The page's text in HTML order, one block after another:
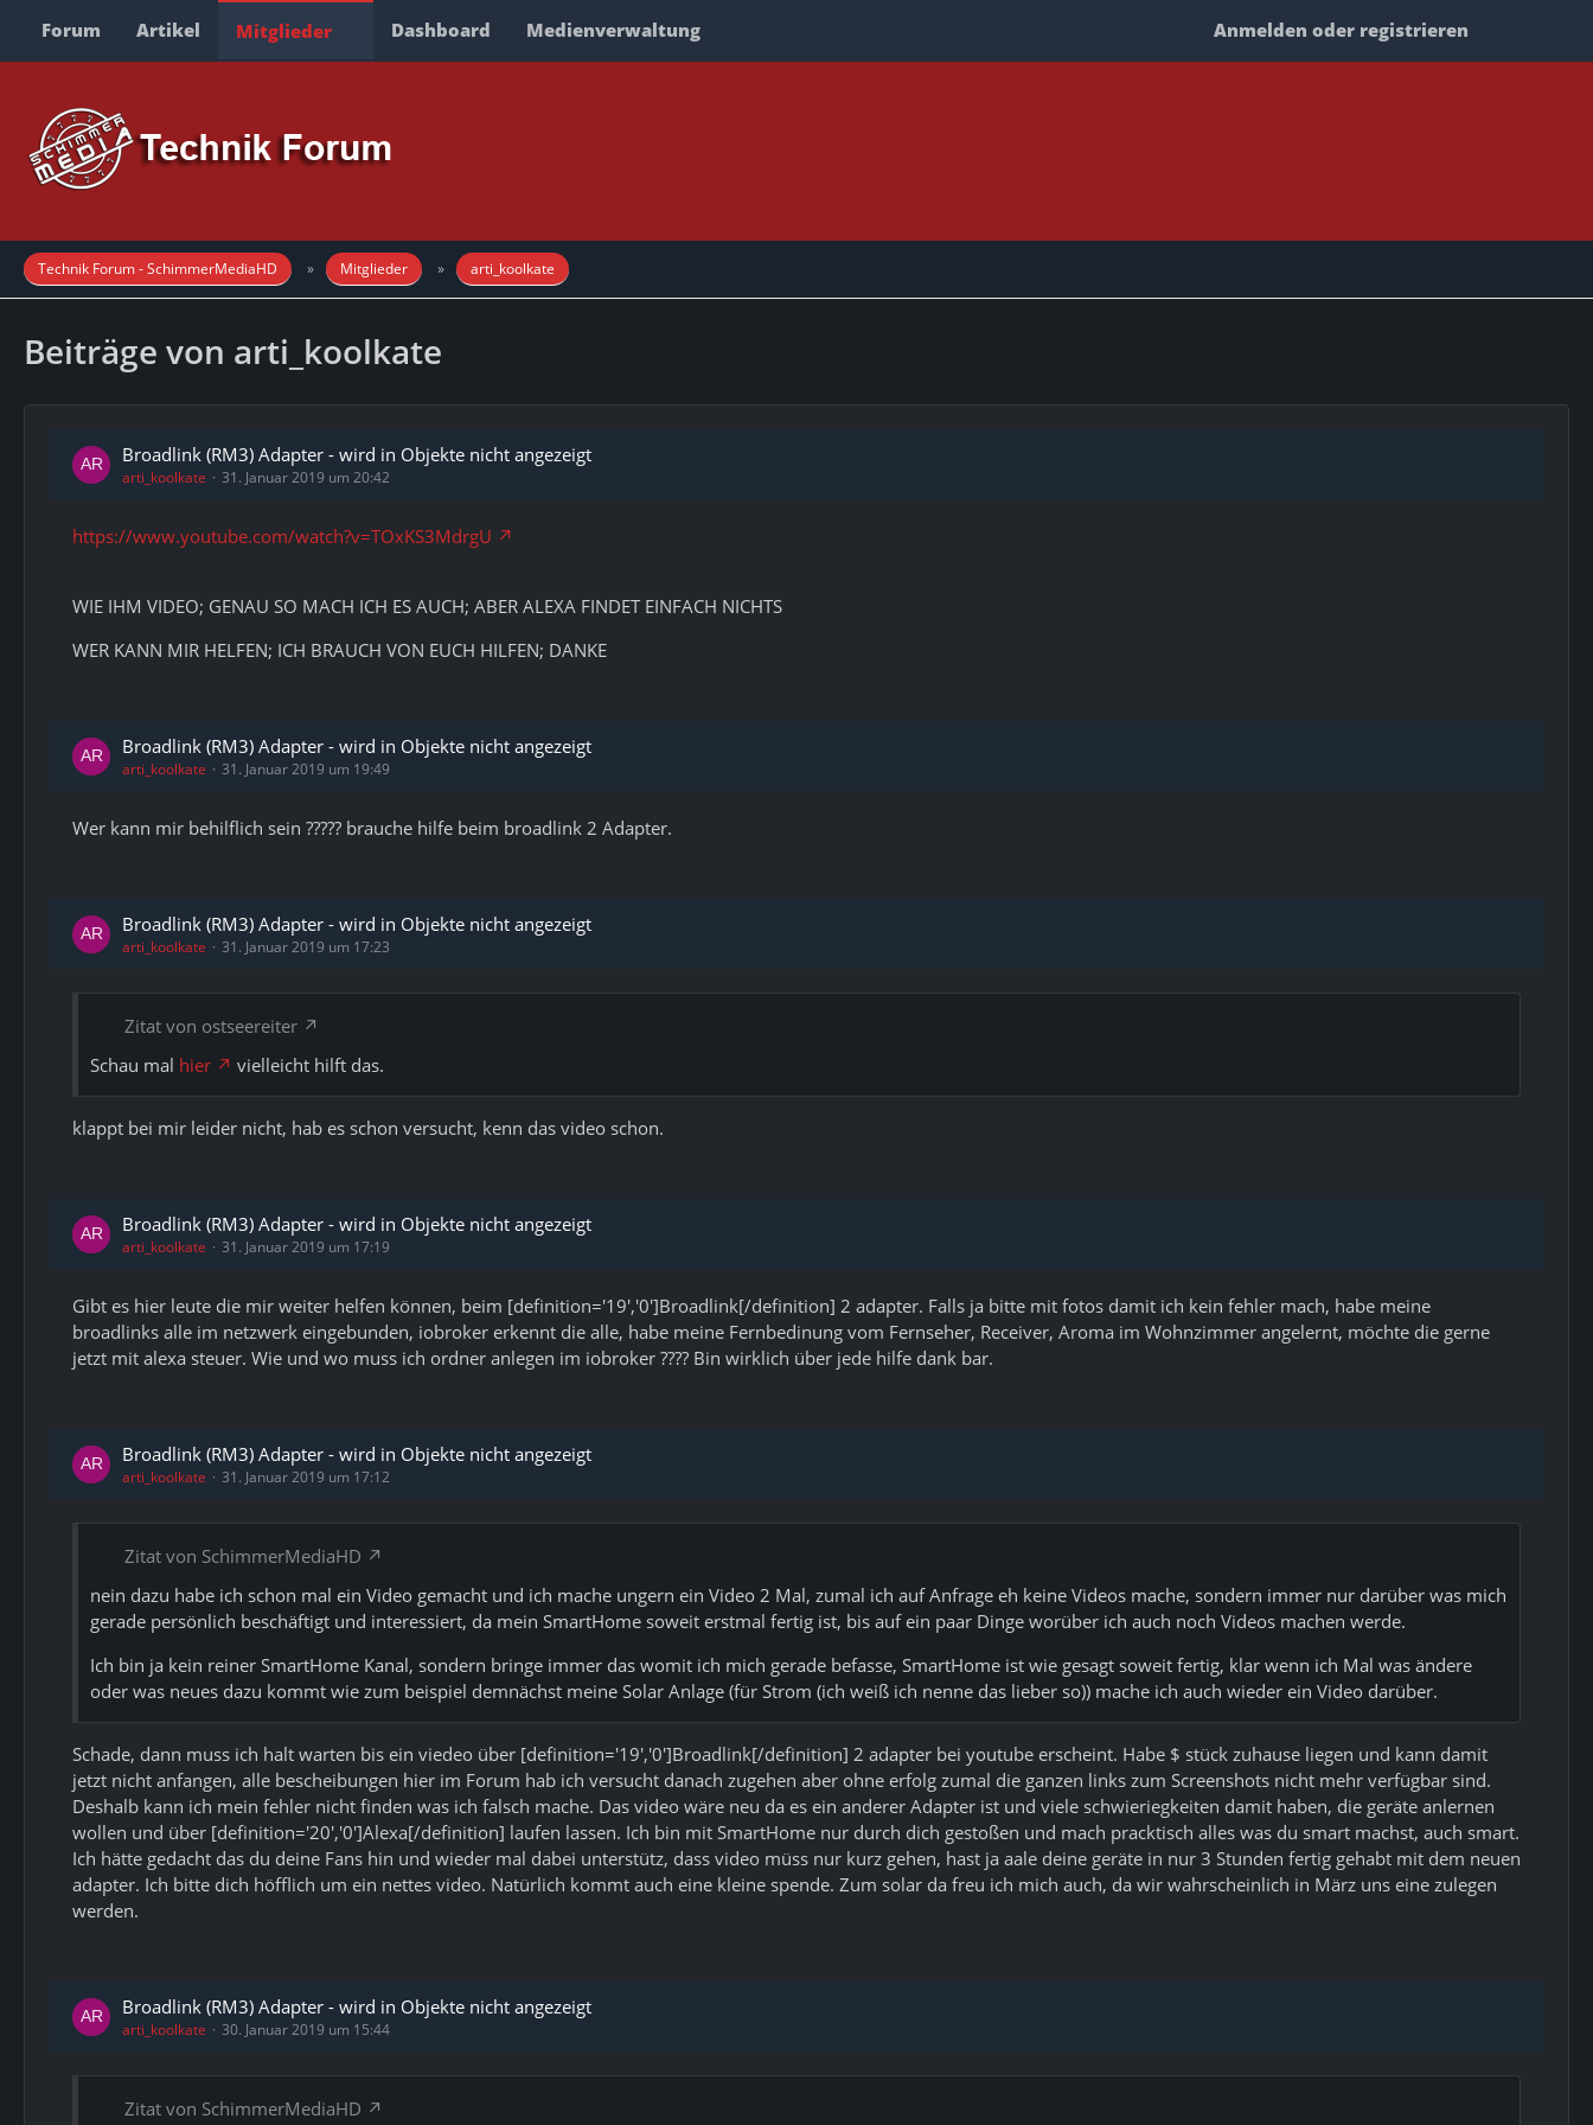
Forum Artikel Mitglieder Dashboard Medienverwaltung Anmelden oder registrieren
Technik Forum - SchimmerMediaHD Mitglieder arti_koolkate
Beiträge von arti_koolkate
Broadlink (RM3) Adapter - wird in Objekte nicht angezeigt
arti_koolkate 31. Januar 2019 um 20:42
https://www.youtube.com/watch?v=TOxKS3MdrgU
WIE IHM VIDEO; GENAU SO MACH ICH ES AUCH; ABER ALEXA FINDET EINFACH NICHTS
WER KANN MIR HELFEN; ICH BRAUCH VON EUCH HILFEN; DANKE
Broadlink (RM3) Adapter - wird in Objekte nicht angezeigt
arti_koolkate 31. Januar 2019 um 19:49
Wer kann mir behilflich sein ????? brauche hilfe beim broadlink 2 Adapter.
Broadlink (RM3) Adapter - wird in Objekte nicht angezeigt
arti_koolkate 31. Januar 2019 um 17:23
Zitat von ostseereiter
Schau mal hier vielleicht hilft das.
klappt bei mir leider nicht, hab es schon versucht, kenn das video schon.
Broadlink (RM3) Adapter - wird in Objekte nicht angezeigt
arti_koolkate 31. Januar 2019 um 17:19
Gibt es hier leute die mir weiter helfen können, beim [definition='19','0']Broadlink[/definition] 2 adapter. Falls ja bitte mit fotos damit ich kein fehler mach, habe meine
broadlinks alle im netzwerk eingebunden, iobroker erkennt die alle, habe meine Fernbedinung vom Fernseher, Receiver, Aroma im Wohnzimmer angelernt, möchte die gerne
jetzt mit alexa steuer. Wie und wo muss ich ordner anlegen im iobroker ???? Bin wirklich über jede hilfe dank bar.
Broadlink (RM3) Adapter - wird in Objekte nicht angezeigt
arti_koolkate 31. Januar 2019 um 17:12
Zitat von SchimmerMediaHD
nein dazu habe ich schon mal ein Video gemacht und ich mache ungern ein Video 2 Mal, zumal ich auf Anfrage eh keine Videos mache, sondern immer nur darüber was mich
gerade persönlich beschäftigt und interessiert, da mein SmartHome soweit erstmal fertig ist, bis auf ein paar Dinge worüber ich auch noch Videos machen werde.
Ich bin ja kein reiner SmartHome Kanal, sondern bringe immer das womit ich mich gerade befasse, SmartHome ist wie gesagt soweit fertig, klar wenn ich Mal was ändere
oder was neues dazu kommt wie zum beispiel demnächst meine Solar Anlage (für Strom (ich weiß ich nenne das lieber so)) mache ich auch wieder ein Video darüber.
Schade, dann muss ich halt warten bis ein viedeo über [definition='19','0']Broadlink[/definition] 2 adapter bei youtube erscheint. Habe $ stück zuhause liegen und kann damit
jetzt nicht anfangen, alle bescheibungen hier im Forum hab ich versucht danach zugehen aber ohne erfolg zumal die ganzen links zum Screenshots nicht mehr verfügbar sind.
Deshalb kann ich mein fehler nicht finden was ich falsch mache. Das video wäre neu da es ein anderer Adapter ist und viele schwieriegkeiten damit haben, die geräte anlernen
wollen und über [definition='20','0']Alexa[/definition] laufen lassen. Ich bin mit SmartHome nur durch dich gestoßen und mach pracktisch alles was du smart machst, auch smart.
Ich hätte gedacht das du deine Fans hin und wieder mal dabei unterstütz, dass video müss nur kurz gehen, hast ja aale deine geräte in nur 3 Stunden fertig gehabt mit dem neuen
adapter. Ich bitte dich höfflich um ein nettes video. Natürlich kommt auch eine kleine spende. Zum solar da freu ich mich auch, da wir wahrscheinlich in März uns eine zulegen
werden.
Broadlink (RM3) Adapter - wird in Objekte nicht angezeigt
arti_koolkate 30. Januar 2019 um 15:44
Zitat von SchimmerMediaHD